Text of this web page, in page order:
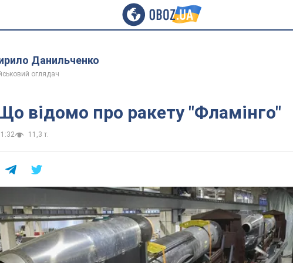
Данильченко
оглядач
відомо про ракету "Фламінго"
11,3 т.